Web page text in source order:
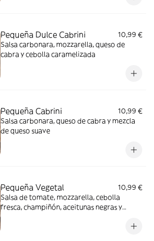
Pequeña Dulce Cabrini
10,99 €
Salsa carbonara, mozzarella, queso de
cabra y cebolla caramelizada
Pequeña Cabrini
10,99 €
Salsa carbonara, queso de cabra y mezcla
de queso suave
Pequeña Vegetal
10,99 €
Salsa de tomate, mozzarella, cebolla
fresca, champiñón, aceitunas negras y